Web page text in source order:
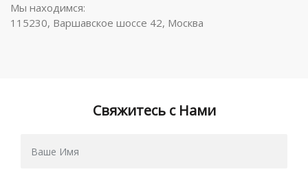
Мы находимся:
115230, Варшавское шоссе 42, Москва
Свяжитесь с Нами